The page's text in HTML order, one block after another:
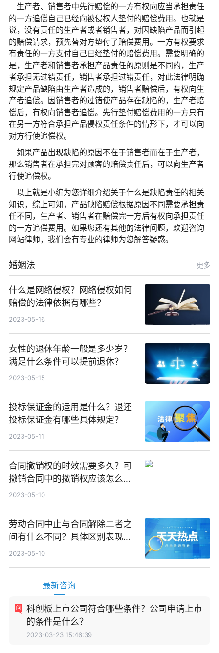
生产者、销售者中先行赔偿的一方有权向应当承担责任
的一方追偿自己已经向被侵权人垫付的赔偿费用。也就是
说，没有责任的生产者或者销售者，对因缺陷产品而引起
的赔偿请求，预先替对方垫付了赔偿费用。一方有权要求
有责任的一方支付自己已经垫付的赔偿费用。需要明确的
是，生产者和销售者承担产品责任的原则是不同的，生产
者承担无过错责任，销售者承担过错责任，对此法律明确
规定产品缺陷由生产者造成的，销售者赔偿后，有权向生
产者追偿。因销售者的过错使产品存在缺陷的，生产者赔
偿后，有权向销售者追偿。先行垫付赔偿费用的一方只有
在另一方符合承担产品侵权责任条件的情形下，才可以向
对方行使追偿权。
如果产品出现缺陷的原因不在于销售者而在于生产者，
那么销售者在承担完对顾客的赔偿责任后，可以向生产者
行使追偿权。
以上就是小编为您详细介绍关于什么是缺陷责任的相关
知识，综上可知，产品缺陷赔偿根据原因不同需要承担责
任不同，生产者、销售者在赔偿完一方后有权向承担责任
的一方追偿费用。如果您还有其他的法律问题，欢迎咨询
网站律师，我们会有专业的律师为您解答疑惑。
婚姻法 更多
什么是网络侵权？网络侵权如何
赔偿的法律依据有哪些？
2023-05-16
女性的退休年龄一般是多少岁？
满足什么条件可以提前退休？
2023-05-15
投标保证金的运用是什么？退还
投标保证金有哪些具体规定？
2023-05-11
合同撤销权的时效需要多久？可
撤销合同中的撤销权应该怎么行
使？
2023-05-10
劳动合同中止与合同解除二者之
间有什么不同？具体区别表现有
哪些？
2023-05-10
最新咨询
科创板上市公司符合哪些条件？公司申请上市
的条件是什么？
2023-03-23 15:46:39